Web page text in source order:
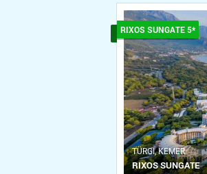
RIXOS SUNGATE 5*
ТÜRGI, KEMER
RIXOS SUNGATE